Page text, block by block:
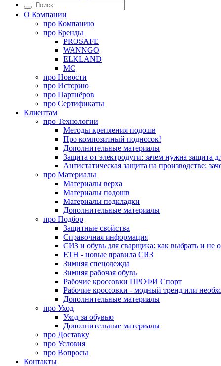
О Компании
про Компанию
про Бренды
PROSAFE
WANNGO
ELKLAND
MC
про Новости
про Историю
про Партнёров
про Сертификаты
Клиентам
про Технологии
Методы крепления подошв
Про композитный подносок!
Дополнительные материалы
Защита от электродуги: зачем нужна защита
Антистатическая защита на производстве:
про Материалы
Материалы верха
Материалы подошв
Материалы подкладки
Дополнительные материалы
про Подбор
Защитные свойства
Справочная информация
СИЗ и обувь для сварщика: как выбрать и не
ЕТН - новые правила СИЗ
Зимняя спецодежда
Зимняя рабочая обувь
Рабочие кроссовки ПРОФИ Спорт
Рабочие кроссовки - модный тренд или
Дополнительные материалы
про Уход
Уход за обувью
Дополнительные материалы
про Доставку
про Условия
про Вопросы
Контакты